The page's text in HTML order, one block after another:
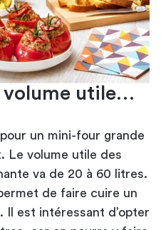
volume utile…
un mini-four grande
Le volume utile des
va de 20 à 60 litres.
de faire cuire un
Il est intéressant d’opter